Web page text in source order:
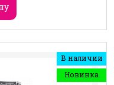
В наличии
Новинка